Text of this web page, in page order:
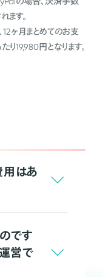
ます。
ヶ月まとめてのお支
り19,980円となります。
はあ
です
営で